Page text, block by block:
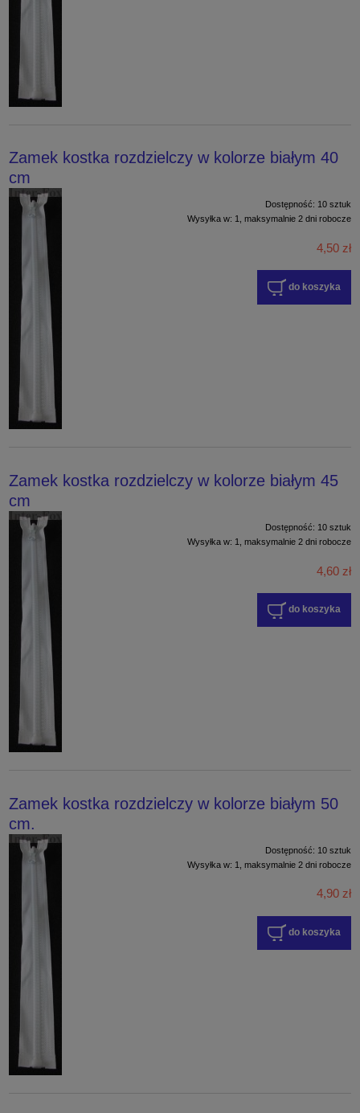
Zamek kostka rozdzielczy w kolorze białym 40
cm
Dostępność: 10 sztuk
Wysyłka w: 1, maksymalnie 2 dni robocze
4,50 zł
do koszyka
Zamek kostka rozdzielczy w kolorze białym 45
cm
Dostępność: 10 sztuk
Wysyłka w: 1, maksymalnie 2 dni robocze
4,60 zł
do koszyka
Zamek kostka rozdzielczy w kolorze białym 50
cm.
Dostępność: 10 sztuk
Wysyłka w: 1, maksymalnie 2 dni robocze
4,90 zł
do koszyka